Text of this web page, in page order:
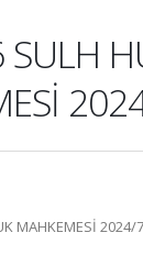
SULH
MAHKEMESİ